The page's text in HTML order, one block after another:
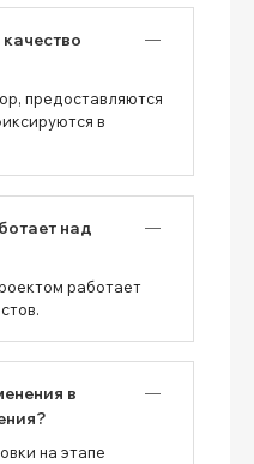
предоставляются
в
над
работает
в
на этапе